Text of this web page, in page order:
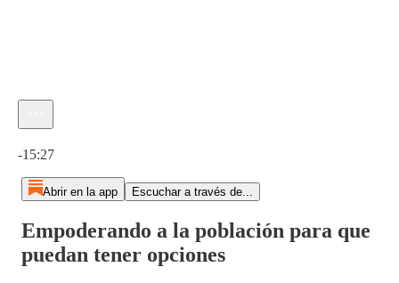
-15:27
Abrir en la app Escuchar a través de...
Empoderando a la población para que
puedan tener opciones